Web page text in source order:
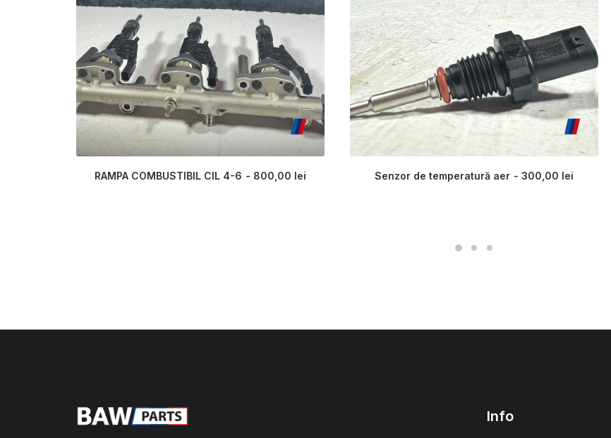
RAMPA COMBUSTIBIL CIL 4-6 800,00 lei Senzor de temperatură aer 300,00 lei
Info